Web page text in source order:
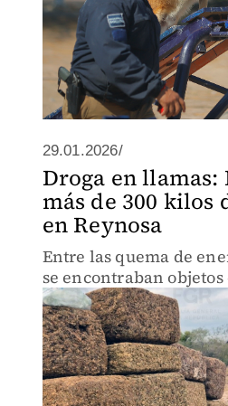
29.01.2026/
Droga en
más de 300 kilos
en Reynosa
Entre las quema de
se encontraban